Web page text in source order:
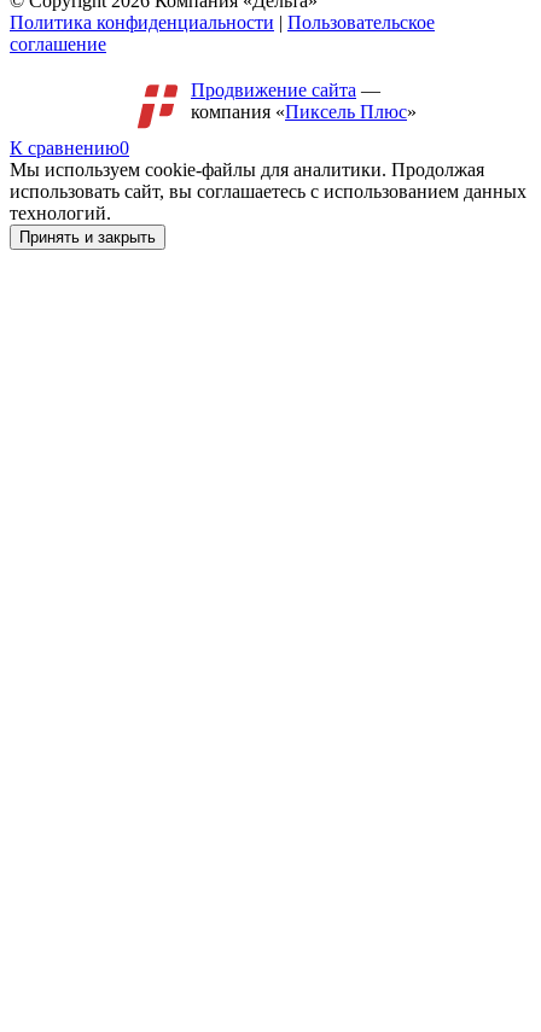
Политика конфиденциальности | Пользовательское
соглашение
Продвижение сайта —
компания «Пиксель Плюс»
К сравнению0
Мы используем cookie-файлы для аналитики. Продолжая
использовать сайт, вы соглашаетесь с использованием данных
технологий.
Принять и закрыть